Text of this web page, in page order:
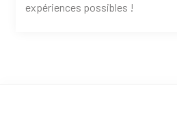
expériences possibles !